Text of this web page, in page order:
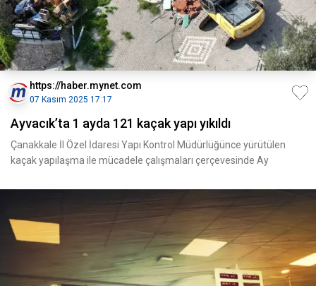
https://haber.mynet.com
07 Kasım 2025 17:17
Ayvacık’ta 1 ayda 121 kaçak yapı yıkıldı
Çanakkale İl Özel İdaresi Yapı Kontrol Müdürlüğünce yürütülen
kaçak yapılaşma ile mücadele çalışmaları çerçevesinde Ay